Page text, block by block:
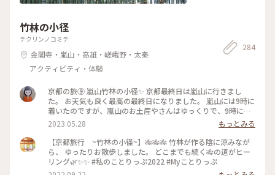
竹林の小径
チクリンノコミチ
金閣寺・嵐山・高雄・嵯峨野・太秦
アクティビティ・体験
284
京都の旅⑨ 嵐山竹林の小径✨ 京都最終日は嵐山に行きまし
た。 お天気も良く最高の最終日になりました。 嵐山には9時に
着いたのですが、嵐山のお土産やさんはゆっくりで、9時には
何処もお店が空いていなかったので、竹林の小径へ！ 修学旅
行旅行生は私達より早く竹林の小径を見終え帰る所でした。
竹林の小径には、人力車専用の道があり人力車が3台ほど通り
ましたが、すべて外人さんでした😅 涼しさと鳥の声を満喫し
渡月橋へ向かいます。
2023.05.28
もっとみる
【京都旅行 ~竹林の小径~】🎋🎋🎋 竹林が作る陰に涼みなが
ら、 ゆったりお散歩しました。 どこまでも続く🎋の道がヒー
リング🌿✨✨ #私のことりっぷ2022 #Myことりっぷ